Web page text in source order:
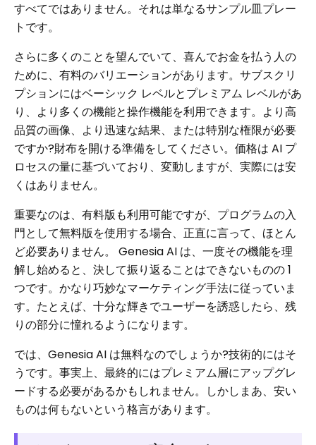
すべてではありません。それは単なるサンプル皿プレー
トです。
さらに多くのことを望んでいて、喜んでお金を払う人の
ために、有料のバリエーションがあります。サブスクリ
プションにはベーシック レベルとプレミアム レベルがあ
り、より多くの機能と操作機能を利用できます。より高
品質の画像、より迅速な結果、または特別な権限が必要
ですか?財布を開ける準備をしてください。価格は AI プ
ロセスの量に基づいており、変動しますが、実際には安
くはありません。
重要なのは、有料版も利用可能ですが、プログラムの入
門として無料版を使用する場合、正直に言って、ほとん
ど必要ありません。 Genesia AI は、一度その機能を理
解し始めると、決して振り返ることはできないものの 1
つです。かなり巧妙なマーケティング手法に従っていま
す。たとえば、十分な輝きでユーザーを誘惑したら、残
りの部分に憧れるようになります。
では、Genesia AI は無料なのでしょうか?技術的にはそ
うです。事実上、最終的にはプレミアム層にアップグレ
ードする必要があるかもしれません。しかしまあ、安い
ものは何もないという格言があります。